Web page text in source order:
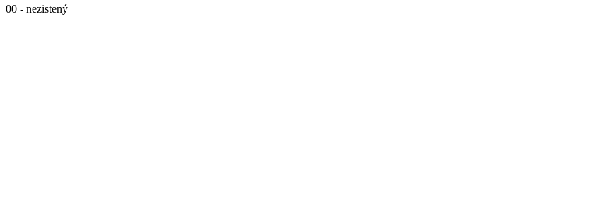
00 - nezistený